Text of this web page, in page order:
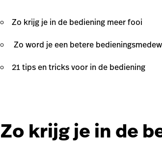
Zo krijg je in de bediening meer fooi
Zo word je een betere
21 tips en tricks voor in de bediening
Zo krijg je in de